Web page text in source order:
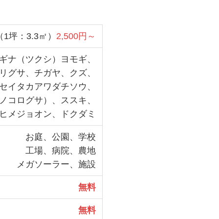
1坪：3.3㎡） 2,500円～
ナ（ツクシ）ヨモギ、
グサ、チガヤ、クズ、
イタカアワダチソウ、
コログサ）、ススキ、
メジョオン、ドクダミ
お庭、公園、学校
工場、病院、農地
メガソーラー、施設
無料
無料